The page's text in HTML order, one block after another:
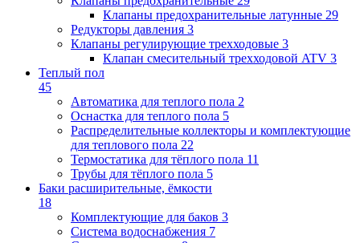
Клапаны предохранительные латунные 29
Редукторы давления 3
Клапаны регулирующие трехходовые 3
Клапан смесительный трехходовой ATV 3
Теплый пол
45
Автоматика для теплого пола 2
Оснастка для теплого пола 5
Распределительные коллекторы и комплектующие
для теплового пола 22
Термостатика для тёплого пола 11
Трубы для тёплого пола 5
Баки расширительные, ёмкости
18
Комплектующие для баков 3
Система водоснабжения 7